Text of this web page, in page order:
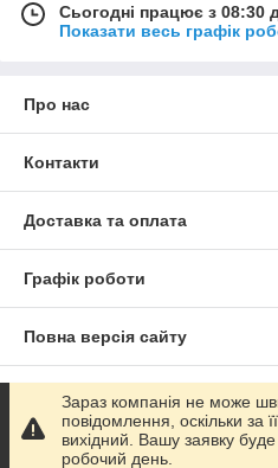
Сьогодні працює з 08:30
Показати весь графік
Про нас
Контакти
Доставка та оплата
Графік роботи
Повна версія сайту
Сайт створено на
Політика конфіденційності
Зараз компанія не може
повідомлення, оскільки за
вихідний. Вашу заявку
робочий день.